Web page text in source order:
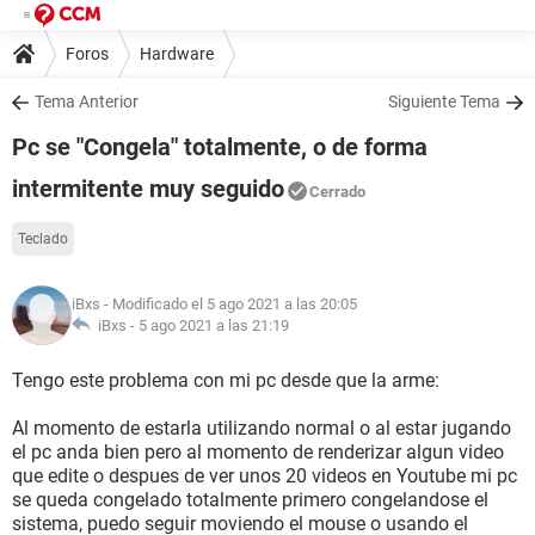
Foros Hardware
Tema Anterior Siguiente Tema
Pc se "Congela" totalmente, o de forma
intermitente muy seguido
Cerrado
Teclado
iBxs - Modificado el 5 ago 2021 a las 20:05
iBxs - 5 ago 2021 a las 21:19
Tengo este problema con mi pc desde que la arme:
Al momento de estarla utilizando normal o al estar jugando
el pc anda bien pero al momento de renderizar algun video
que edite o despues de ver unos 20 videos en Youtube mi pc
se queda congelado totalmente primero congelandose el
sistema, puedo seguir moviendo el mouse o usando el